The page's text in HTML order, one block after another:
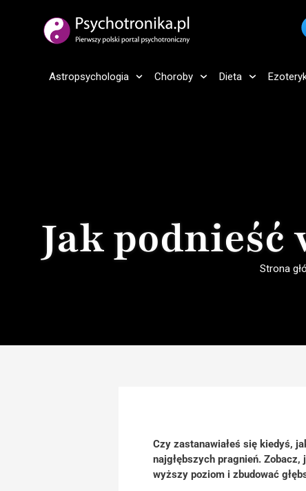
Astropsychologia Choroby Dieta
Jak
Strona
Czy zastanawiałeś się kiedyś,
najgłębszych pragnień.
wyższy poziom i zbudować